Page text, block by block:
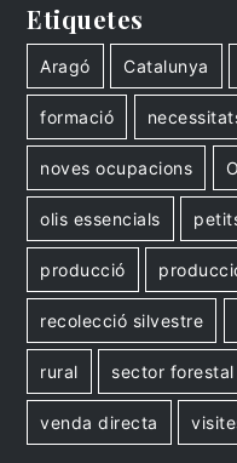
Etiquetes
Aragó Catalunya
formació
noves ocupacions
olis essencials
producció
recolecció silvestre
rural sector forestal
venda directa